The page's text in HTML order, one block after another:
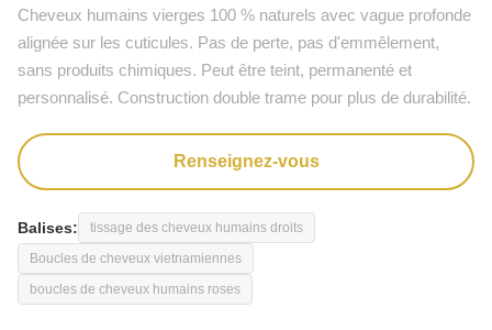
Cheveux humains vierges 100 % naturels avec vague profonde
alignée sur les cuticules. Pas de perte, pas d'emmêlement,
sans produits chimiques. Peut être teint, permanenté et
personnalisé. Construction double trame pour plus de durabilité.
Renseignez-vous
Balises:
tissage des cheveux humains droits
Boucles de cheveux vietnamiennes
boucles de cheveux humains roses